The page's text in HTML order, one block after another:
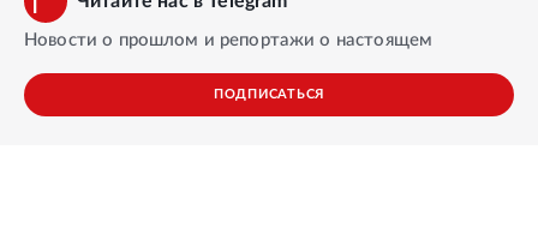
Новости о прошлом и репортажи о настоящем
ПОДПИСАТЬСЯ